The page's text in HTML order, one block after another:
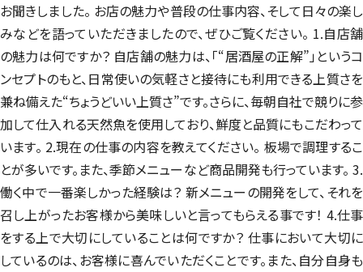
お聞きしました。 お店の魅力や普段の仕事内容、そして日々の楽し
みなどを語っていただきましたので、ぜひご覧ください。 1.自店舗
の魅力は何ですか？ 自店舗の魅力は、「“居酒屋の正解”」というコ
ンセプトのもと、日常使いの気軽さと接待にも利用できる上質さを
兼ね備えた“ちょうどいい上質さ”です。さらに、毎朝自社で競りに参
加して仕入れる天然魚を使用しており、鮮度と品質にもこだわって
います。 2.現在の仕事の内容を教えてください。 板場で調理するこ
とが多いです。また、季節メニューなど商品開発も行っています。 3.
働く中で一番楽しかった経験は？ 新メニューの開発をして、それを
召し上がったお客様から美味しいと言ってもらえる事です！ 4.仕事
をする上で大切にしていることは何ですか？ 仕事において大切に
しているのは、お客様に喜んでいただくことです。また、自分自身も